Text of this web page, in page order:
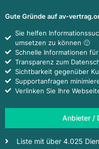
Gute Gründe auf av-
Sie helfen
umsetzen zu können 🙂
Schnelle Informationen
Transparenz zum
Sichtbarkeit gegenüber
Supportanfragen
Verlinken Sie Ihre
Anbieter /
Liste mit über 4.025